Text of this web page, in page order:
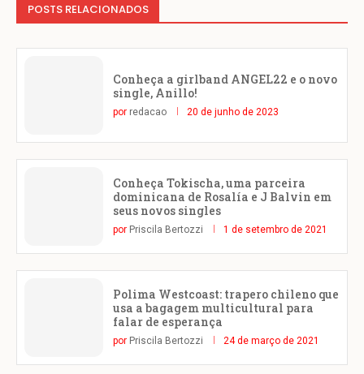
POSTS RELACIONADOS
Conheça a girlband ANGEL22 e o novo
single, Anillo!
por redacao 20 de junho de 2023
Conheça Tokischa, uma parceira
dominicana de Rosalía e J Balvin em
seus novos singles
por Priscila Bertozzi 1 de setembro de 2021
Polima Westcoast: trapero chileno que
usa a bagagem multicultural para
falar de esperança
por Priscila Bertozzi 24 de março de 2021